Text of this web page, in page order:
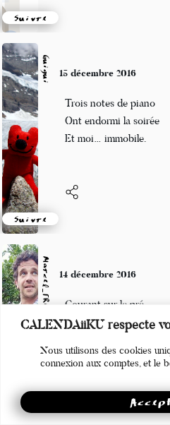
CALENDAiiKU respecte
Nous utilisons des cookies
connexion aux comptes, et le
Suivre
Guigui
Suivre
Trois notes de piano
Ont endormi la soirée
Marcel_FREEDOM
Courant sur le pré
Tous les héros de
Rêvent de papier